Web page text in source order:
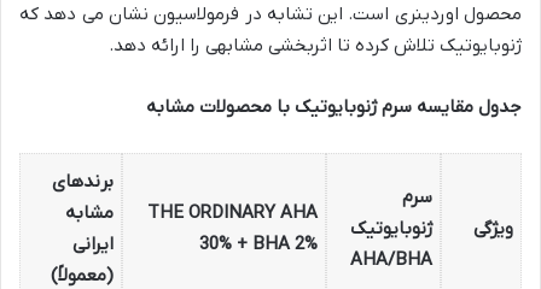
محصول اوردینری است. این تشابه در فرمولاسیون نشان می دهد که
ژنوبایوتیک تلاش کرده تا اثربخشی مشابهی را ارائه دهد.
جدول مقایسه سرم ژنوبایوتیک با محصولات مشابه
ویژگی
سرم
ژنوبایوتیک
AHA/BHA
THE ORDINARY AHA
30% + BHA 2%
برندهای
مشابه
ایرانی
(معمولاً)